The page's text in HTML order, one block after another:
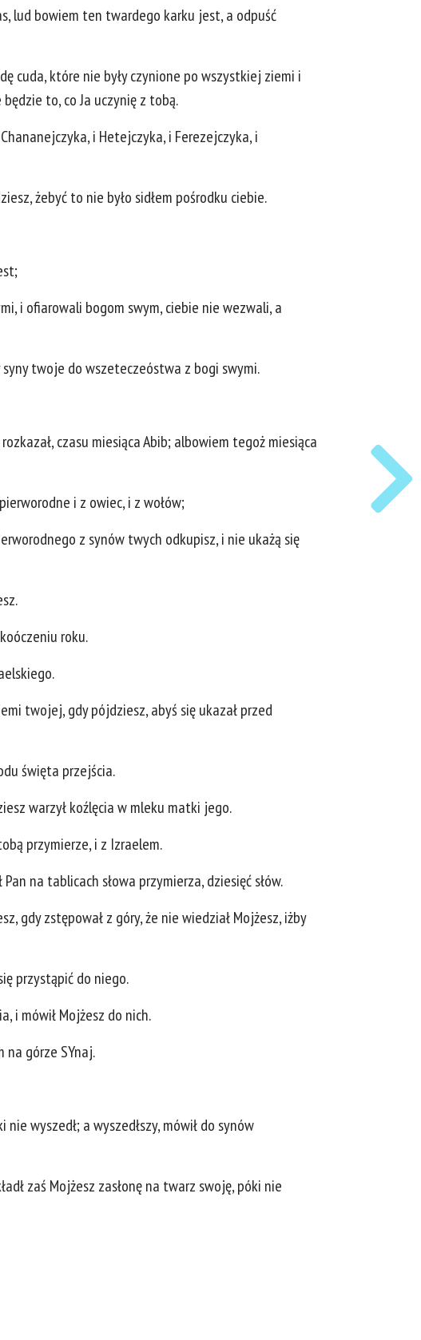
lud bowiem ten twardego karku jest, a odpuść
cuda, które nie były czynione po wszystkiej ziemi i
to, co Ja uczynię z tobą.
i Hetejczyka, i Ferezejczyka, i
żebyć to nie było sidłem pośrodku ciebie.
i ofiarowali bogom swym, ciebie nie wezwali, a
syny twoje do wszeteczeóstwa z bogi swymi.
czasu miesiąca Abib; albowiem tegoż miesiąca
i z owiec, i z wołów;
z synów twych odkupisz, i nie ukażą się
roku.
twojej, gdy pójdziesz, abyś się ukazał przed
święta przejścia.
warzył koźlęcia w mleku matki jego.
przymierze, i z Izraelem.
na tablicach słowa przymierza, dziesięć słów.
gdy zstępował z góry, że nie wiedział Mojżesz, iżby
przystąpić do niego.
i mówił Mojżesz do nich.
na górze SYnaj.
wyszedł; a wyszedłszy, mówił do synów
zaś Mojżesz zasłonę na twarz swoję, póki nie